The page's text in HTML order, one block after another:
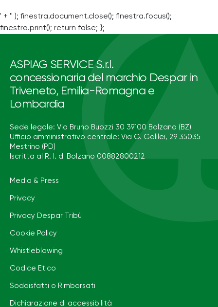
' + '' ); finestra.document.close(); finestra.focus();
finestra.print(); return false; };
ASPIAG SERVICE S.r.l.
concessionaria del marchio Despar in
Triveneto, Emilia-Romagna e
Lombardia
Sede legale: Via Bruno Buozzi 30 39100 Bolzano (BZ)
Ufficio amministrativo centrale: Via G. Galilei, 29 35035
Mestrino (PD)
Iscritta al R. I. di Bolzano 00882800212
Media & Press
Privacy
Privacy Despar Tribù
Cookie Policy
Whistleblowing
Codice Etico
Soddisfatti o Rimborsati
Dichiarazione di accessibilità